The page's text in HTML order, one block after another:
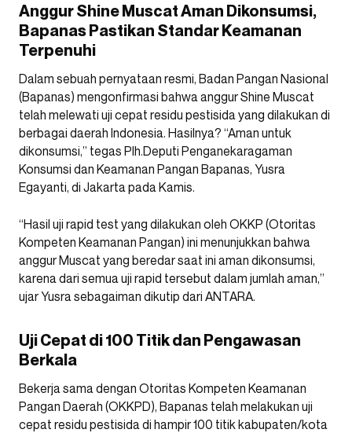
Anggur Shine Muscat Aman Dikonsumsi,
Bapanas Pastikan Standar Keamanan
Terpenuhi
Dalam sebuah pernyataan resmi, Badan Pangan Nasional
(Bapanas) mengonfirmasi bahwa anggur Shine Muscat
telah melewati uji cepat residu pestisida yang dilakukan di
berbagai daerah Indonesia. Hasilnya? “Aman untuk
dikonsumsi,” tegas Plh.Deputi Penganekaragaman
Konsumsi dan Keamanan Pangan Bapanas, Yusra
Egayanti, di Jakarta pada Kamis.
“Hasil uji rapid test yang dilakukan oleh OKKP (Otoritas
Kompeten Keamanan Pangan) ini menunjukkan bahwa
anggur Muscat yang beredar saat ini aman dikonsumsi,
karena dari semua uji rapid tersebut dalam jumlah aman,”
ujar Yusra sebagaiman dikutip dari ANTARA.
Uji Cepat di 100 Titik dan Pengawasan
Berkala
Bekerja sama dengan Otoritas Kompeten Keamanan
Pangan Daerah (OKKPD), Bapanas telah melakukan uji
cepat residu pestisida di hampir 100 titik kabupaten/kota